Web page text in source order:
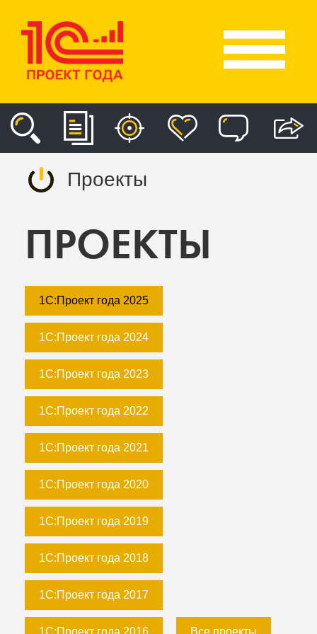
Проекты
ПРОЕКТЫ
1С:Проект года 2025
1С:Проект года 2024
1С:Проект года 2023
1С:Проект года 2022
1С:Проект года 2021
1С:Проект года 2020
1С:Проект года 2019
1С:Проект года 2018
1С:Проект года 2017
1С:Проект года 2016 Все проекты